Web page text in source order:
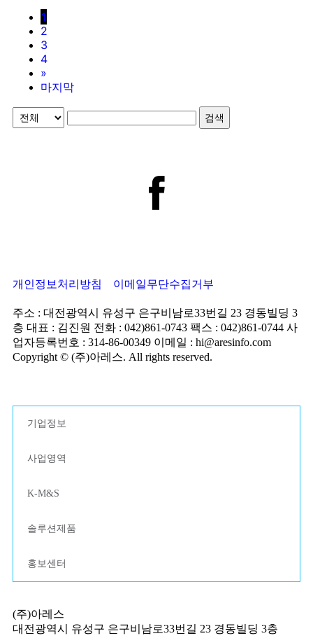
1
2
3
4
»
마지막
검색
개인정보처리방침 이메일무단수집거부
주소 : 대전광역시 유성구 은구비남로33번길 23 경동빌딩 3
층 대표 : 김진원 전화 : 042)861-0743 팩스 : 042)861-0744 사
업자등록번호 : 314-86-00349 이메일 : hi@aresinfo.com
Copyright © (주)아레스. All rights reserved.
기업정보
사업영역
K-M&S
솔루션제품
홍보센터
(주)아레스
대전광역시 유성구 은구비남로33번길 23 경동빌딩 3층